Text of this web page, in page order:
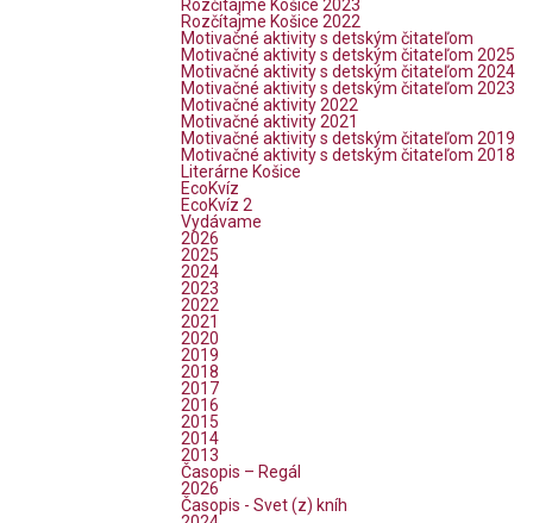
Rozčítajme Košice 2023
Rozčítajme Košice 2022
Motivačné aktivity s detským čitateľom
Motivačné aktivity s detským čitateľom 2025
Motivačné aktivity s detským čitateľom 2024
Motivačné aktivity s detským čitateľom 2023
Motivačné aktivity 2022
Motivačné aktivity 2021
Motivačné aktivity s detským čitateľom 2019
Motivačné aktivity s detským čitateľom 2018
Literárne Košice
EcoKvíz
EcoKvíz 2
Vydávame
2026
2025
2024
2023
2022
2021
2020
2019
2018
2017
2016
2015
2014
2013
Časopis – Regál
2026
Časopis - Svet (z) kníh